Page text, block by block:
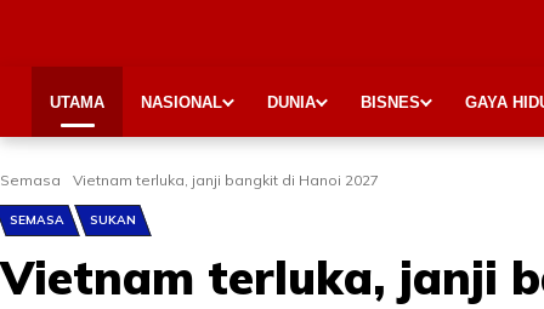
UTAMA NASIONAL DUNIA BISNES GAYA
Semasa Vietnam terluka, janji bangkit di Hanoi 2027
SEMASA SUKAN
Vietnam terluka, janji